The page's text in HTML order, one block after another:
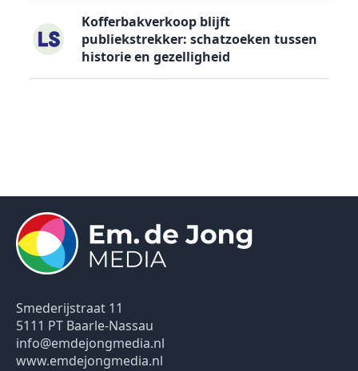
Kofferbakverkoop blijft
publiekstrekker: schatzoeken tussen
historie en gezelligheid
Smederijstraat 11
5111 PT Baarle-Nassau
info@emdejongmedia.nl
www.emdejongmedia.nl